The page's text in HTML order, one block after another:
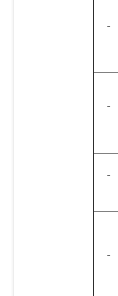
-
-
-
-